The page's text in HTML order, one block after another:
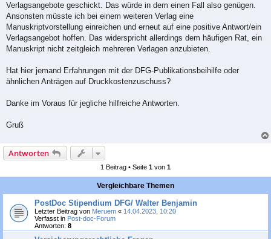
Verlagsangebote geschickt. Das würde in dem einen Fall also genügen.
Ansonsten müsste ich bei einem weiteren Verlag eine
Manuskriptvorstellung einreichen und erneut auf eine positive Antwort/ein
Verlagsangebot hoffen. Das widerspricht allerdings dem häufigen Rat, ein
Manuskript nicht zeitgleich mehreren Verlagen anzubieten.
Hat hier jemand Erfahrungen mit der DFG-Publikationsbeihilfe oder
ähnlichen Anträgen auf Druckkostenzuschuss?
Danke im Voraus für jegliche hilfreiche Antworten.
Gruß
Antworten
1 Beitrag • Seite 1 von 1
Vergleichbare Themen
PostDoc Stipendium DFG/ Walter Benjamin
Letzter Beitrag von Meruem « 14.04.2023, 10:20
Verfasst in Post-doc-Forum
Antworten: 8